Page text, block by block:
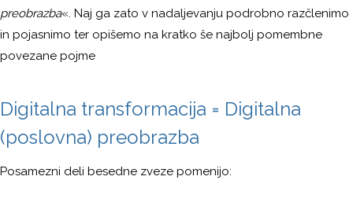
preobrazba«. Naj ga zato v nadaljevanju podrobno razčlenimo
in pojasnimo ter opišemo na kratko še najbolj pomembne
povezane pojme
Digitalna transformacija = Digitalna
(poslovna) preobrazba
Posamezni deli besedne zveze pomenijo: